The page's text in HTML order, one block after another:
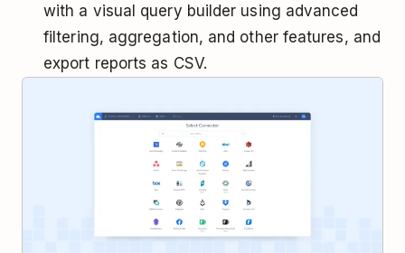
with a visual query builder using advanced
filtering, aggregation, and other features, and
export reports as CSV.